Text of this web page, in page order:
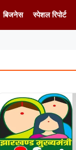
बिजनेस स्पेशल रिपोर्ट